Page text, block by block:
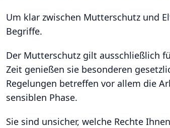
Um klar zwischen Mutterschutz und
Begriffe.
Der Mutterschutz gilt ausschließlich
Zeit genießen sie besonderen
Regelungen betreffen vor allem die
sensiblen Phase.
Sie sind unsicher, welche Rechte